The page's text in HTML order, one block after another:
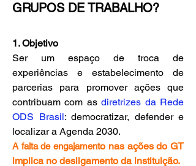
GRUPOS DE TRABALHO?
1. Objetivo
Ser um espaço de troca de
experiências e estabelecimento de
parcerias para promover ações que
contribuam com asdiretrizes da Rede
ODS Brasil: democratizar, defender e
localizar a Agenda 2030.
A falta de engajamento nas ações do GT
implica no desligamento da instituição.